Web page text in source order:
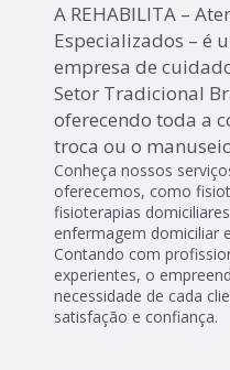
A REHABILITA –
Especializados – é
empresa de
Setor Tradicional
oferecendo toda a
troca ou o
Conheça nossos
oferecemos, como
fisioterapias
enfermagem domiciliar
Contando com
experientes, o
necessidade de cada
satisfação e confiança.